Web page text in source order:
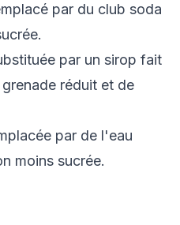
par du club soda
par un sirop fait
réduit et de
par de l'eau
moins sucrée.